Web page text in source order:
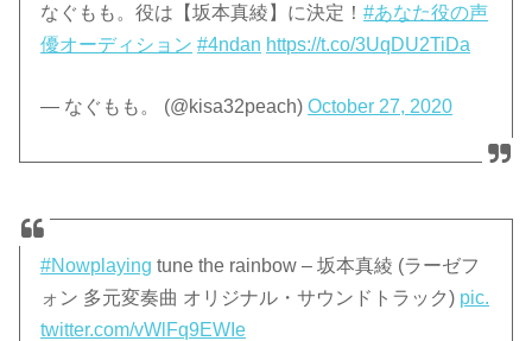
なぐもも。役は【坂本真綾】に決定！#あなた役の声
優オーディション #4ndan https://t.co/3UqDU2TiDa
— なぐもも。 (@kisa32peach)October 27, 2020
#Nowplaying tune the rainbow – 坂本真綾 (ラーゼフ
ォン 多元変奏曲 オリジナル・サウンドトラック) pic.
twitter.com/vWlFq9EWIe